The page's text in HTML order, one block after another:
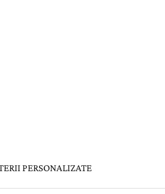
PERSONALIZATE